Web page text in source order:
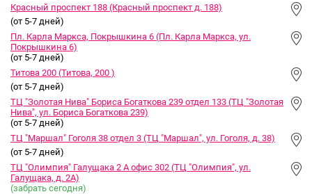
Красный проспект 188 (Красный проспект д. 188)
(от 5-7 дней)
Пл. Карла Маркса, Покрышкина 6 (Пл. Карла Маркса, ул.
Покрышкина 6)
(от 5-7 дней)
Титова 200 (Титова, 200 )
(от 5-7 дней)
ТЦ "Золотая Нива" Бориса Богаткова 239 отдел 133 (ТЦ "Золотая
Нива", ул. Бориса Богаткова 239)
(от 5-7 дней)
ТЦ "Маршал" Гоголя 38 отдел 3 (ТЦ "Маршал", ул. Гоголя, д. 38)
(от 5-7 дней)
ТЦ "Олимпия" Галущака 2 А офис 302 (ТЦ "Олимпия", ул.
Галущака, д. 2А)
(забрать сегодня)